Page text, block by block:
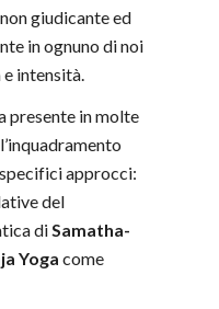
giudicante ed
in ognuno di noi
intensità.
presente in molte
approcci:
del
diSamatha-
Yoga come